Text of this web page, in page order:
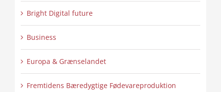
Bright Digital future
Business
Europa & Grænselandet
Fremtidens Bæredygtige Fødevareproduktion